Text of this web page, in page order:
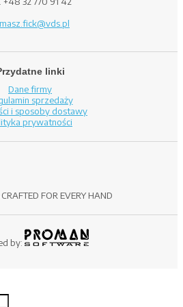
linki
Dane firmy
sprzedaży
i sposoby dostawy
prywatności
FOR EVERY HAND
by: